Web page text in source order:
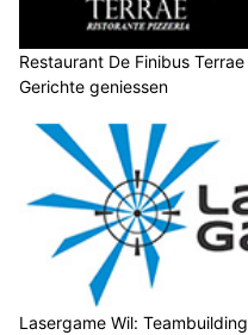
Restaurant De Finibus
Gerichte geniessen
Lasergame Wil: